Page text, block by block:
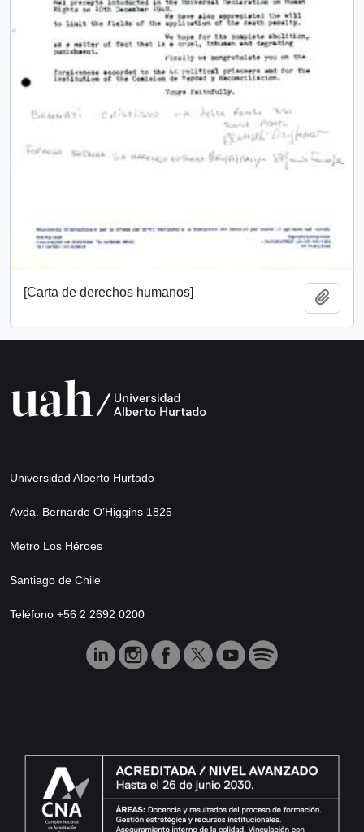
[Carta de derechos humanos]
Universidad Alberto Hurtado
Avda. Bernardo O’Higgins 1825
Metro Los Héroes
Santiago de Chile
Teléfono +56 2 2692 0200